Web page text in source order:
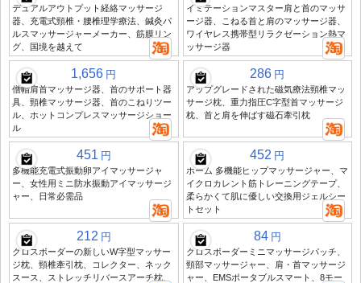
デュアルアウトプット経絡マッサージ
器、充電式頸椎・腰椎理学療法、鍼灸パ
ルスマッサージャーメーカー、筋膜リン
グ、国境を越えて
イミテーションマスター肩と首のマッサ
ージ器、こねる首と肩のマッサージ器、
ワイヤレス携帯型リラクゼーション熱マ
ッサージ器
1,656 円
僧帽肩首マッサージ器、首のサポート器
具、頸椎マッサージ器、首のこねりツー
ル、ホットコンプレスマッサージショー
ル
286 円
アップグレードされた磁気療法頸椎マッ
サージ枕、重力指圧C字型首マッサージ
枕、首と肩を伸ばす磁石牽引枕
451 円
多機能充電式振動卵アイマッサージャ
ー、女性用ミニ防水振動アイマッサージ
ャー、日常必需品
452 円
ホーム 多機能ヒップマッサージャー、マ
イクロカレント筋トレーニングテープ、
柔らかくて肌に優しい交換用ジェルシー
トセット
212 円
クロスボーダーの新しいW字型マッサー
ジ枕、頸椎牽引枕、コレクター、ネック
スース、ストレッチリバースアーチ枕、
84 円
クロスボーダーミニマッサージパッチ、
頸部マッサージャー、肩・首マッサージ
ャー、EMSポータブルスマート、8モー